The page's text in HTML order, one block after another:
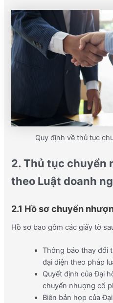
Quy định về thủ tục
2. Thủ tục chuyển
theo Luật doanh
2.1 Hồ sơ chuyển
Hồ sơ bao gồm các giấy tờ
Thông báo thay đổi
đại diện theo pháp
Quyết định của Đại
chuyển nhượng cổ
Biên bản họp của